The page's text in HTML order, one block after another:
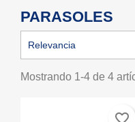
PARASOLES
Relevancia
Mostrando 1-4 de 4
favorite_border